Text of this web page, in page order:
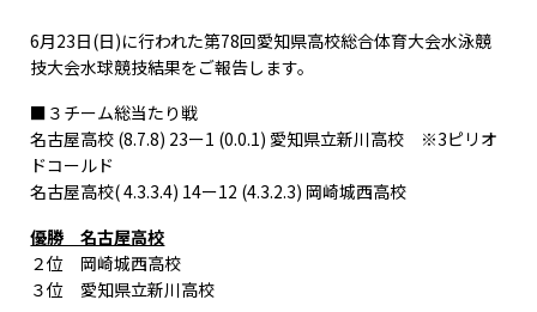
6月23日(日)に行われた第78回愛知県高校総合体育大会水泳競
技大会水球競技結果をご報告します。
■３チーム総当たり戦
名古屋高校 (8.7.8) 23ー1 (0.0.1) 愛知県立新川高校 ※3ピリオ
ドコールド
名古屋高校( 4.3.3.4) 14ー12 (4.3.2.3) 岡崎城西高校
優勝 名古屋高校
２位 岡崎城西高校
３位 愛知県立新川高校